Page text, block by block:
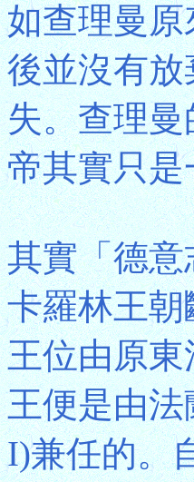
如查理曼
後並沒有
失。查理
帝其實只
其實「德
卡羅林王
王位由原
王便是由法
I)兼任的。